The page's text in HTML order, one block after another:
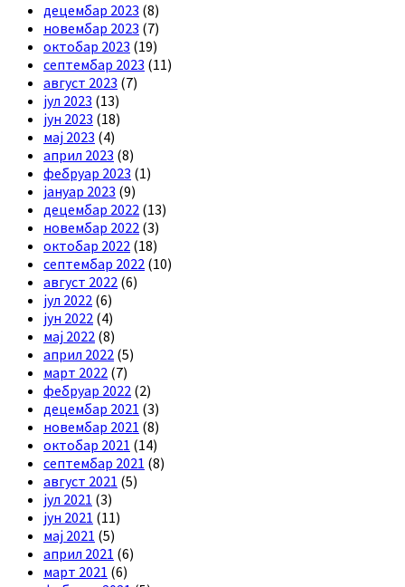
децембар 2023 (8)
новембар 2023 (7)
октобар 2023 (19)
септембар 2023 (11)
август 2023 (7)
јул 2023 (13)
јун 2023 (18)
мај 2023 (4)
април 2023 (8)
фебруар 2023 (1)
јануар 2023 (9)
децембар 2022 (13)
новембар 2022 (3)
октобар 2022 (18)
септембар 2022 (10)
август 2022 (6)
јул 2022 (6)
јун 2022 (4)
мај 2022 (8)
април 2022 (5)
март 2022 (7)
фебруар 2022 (2)
децембар 2021 (3)
новембар 2021 (8)
октобар 2021 (14)
септембар 2021 (8)
август 2021 (5)
јул 2021 (3)
јун 2021 (11)
мај 2021 (5)
април 2021 (6)
март 2021 (6)